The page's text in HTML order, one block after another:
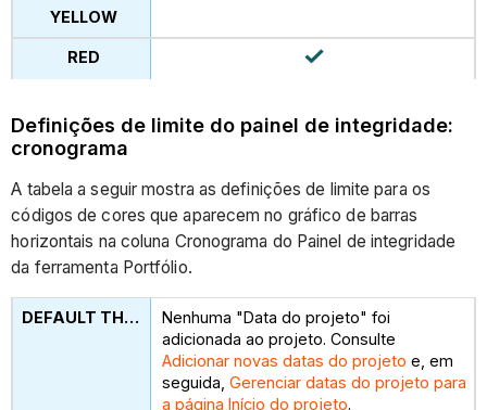
Definições de limite do painel de integridade:
cronograma
A tabela a seguir mostra as definições de limite para os
códigos de cores que aparecem no gráfico de barras
horizontais na coluna Cronograma do Painel de integridade
da ferramenta Portfólio.
Nenhuma "Data do projeto" foi
adicionada ao projeto. Consulte
Adicionar novas datas do projeto e, em
seguida,Gerenciar datas do projeto para
a página Início do projeto.